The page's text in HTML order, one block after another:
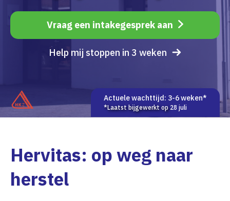
Vraag een intakegesprek aan
Help mij stoppen in 3 weken
Actuele wachttijd: 3-6 weken*
*Laatst bijgewerkt op28 juli
Hervitas: op weg naar
herstel